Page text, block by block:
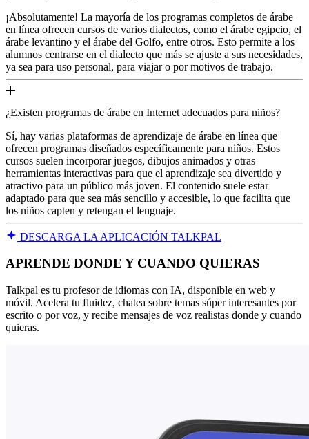
¡Absolutamente! La mayoría de los programas completos de árabe
en línea ofrecen cursos de varios dialectos, como el árabe egipcio, el
árabe levantino y el árabe del Golfo, entre otros. Esto permite a los
alumnos centrarse en el dialecto que más se ajuste a sus necesidades,
ya sea para uso personal, para viajar o por motivos de trabajo.
¿Existen programas de árabe en Internet adecuados para niños?
Sí, hay varias plataformas de aprendizaje de árabe en línea que
ofrecen programas diseñados específicamente para niños. Estos
cursos suelen incorporar juegos, dibujos animados y otras
herramientas interactivas para que el aprendizaje sea divertido y
atractivo para un público más joven. El contenido suele estar
adaptado para que sea más sencillo y accesible, lo que facilita que
los niños capten y retengan el lenguaje.
DESCARGA LA APLICACIÓN TALKPAL
APRENDE DONDE Y CUANDO QUIERAS
Talkpal es tu profesor de idiomas con IA, disponible en web y
móvil. Acelera tu fluidez, chatea sobre temas súper interesantes por
escrito o por voz, y recibe mensajes de voz realistas donde y cuando
quieras.